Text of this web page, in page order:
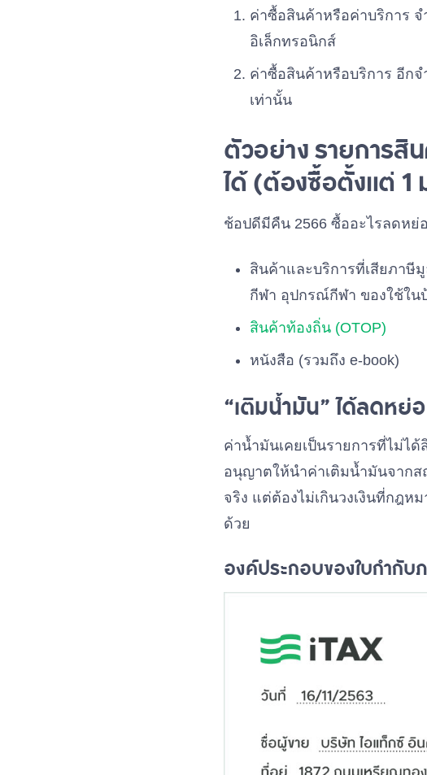
ค่าซื้อสินค้าหรือค่าบริการ
อิเล็กทรอนิกส์
ค่าซื้อสินค้าหรือบริการ อีก
เท่านั้น
ตัวอย่าง รายการ
ได้ (ต้องซื้อตั้งแต่
ช้อปดีมีคืน 2566 ซื้ออะไรลดหย่
สินค้าและบริการที่เสียภาษี
กีฬา อุปกรณ์กีฬา ของใช้ใน
สินค้าท้องถิ่น (OTOP)
หนังสือ (รวมถึง e-book)
“เติมน้ำมัน” ได้ลดห
ค่าน้ำมันเคยเป็นรายการที่ไม่ไ
อนุญาตให้นำค่าเติมน้ำมันจาก
จริง แต่ต้องไม่เกินวงเงินที่กฎ
ด้วย
องค์ประกอบของใบกำกับ